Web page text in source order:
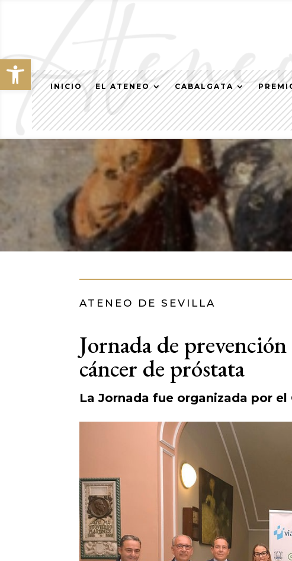
Abrir barra de herramientas
INICIO EL ATENEO CABALGATA
ATENEO DE SEVILLA
Jornada de
cáncer de próstata
La Jornada fue organizada por